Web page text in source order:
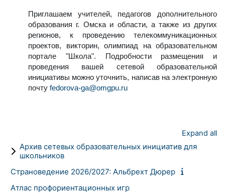
Приглашаем учителей, педагогов дополнительного
образования г. Омска и области, а также из других
регионов, к проведению телекоммуникационных
проектов, викторин, олимпиад на образовательном
портале "Школа". Подробности размещения и
проведения вашей сетевой образовательной
инициативы можно уточнить, написав на электронную
почту fedorova-ga@omgpu.ru
Expand all
Архив сетевых образовательных инициатив для
школьников
Страноведение 2026/2027: Альбрехт Дюрер
Атлас профориентационных игр